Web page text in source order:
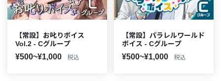
【常設】お叱りボイス
Vol.2 - Cグループ
¥500~¥1,000 税込
【常設】パラレルワールド
ボイス - Cグループ
¥500~¥1,000 税込